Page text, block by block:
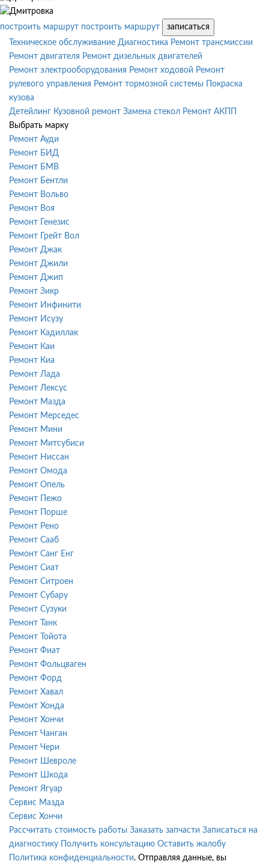
построить маршрут построить маршрут
записаться
Техническое обслуживание Диагностика Ремонт трансмиссии
Ремонт двигателя Ремонт дизельных двигателей
Ремонт электрооборудования Ремонт ходовой Ремонт
рулевого управления Ремонт тормозной системы
Покраска
кузова
Детейлинг Кузовной ремонт Замена стекол Ремонт АКПП
Выбрать марку
Ремонт Ауди
Ремонт БИД
Ремонт БМВ
Ремонт Бентли
Ремонт Вольво
Ремонт Воя
Ремонт Генезис
Ремонт Грейт Вол
Ремонт Джак
Ремонт Джили
Ремонт Джип
Ремонт Зикр
Ремонт Инфинити
Ремонт Исузу
Ремонт Кадиллак
Ремонт Каи
Ремонт Киа
Ремонт Лада
Ремонт Лексус
Ремонт Мазда
Ремонт Мерседес
Ремонт Мини
Ремонт Митсубиси
Ремонт Ниссан
Ремонт Омода
Ремонт Опель
Ремонт Пежо
Ремонт Порше
Ремонт Рено
Ремонт Сааб
Ремонт Санг Енг
Ремонт Сиат
Ремонт Ситроен
Ремонт Субару
Ремонт Сузуки
Ремонт Танк
Ремонт Тойота
Ремонт Фиат
Ремонт Фольцваген
Ремонт Форд
Ремонт Хавал
Ремонт Хонда
Ремонт Хончи
Ремонт Чанган
Ремонт Чери
Ремонт Шевроле
Ремонт Шкода
Ремонт Ягуар
Сервис Мазда
Сервис Хончи
Рассчитать стоимость работы Заказать запчасти Записаться на
диагностику
Получить консультацию Оставить жалобу
Политика конфиденциальности. Отправляя данные, вы